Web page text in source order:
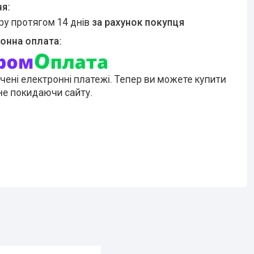
протягом 14 днів за рахунок покупця
електронні платежі. Тепер ви можете купити
покидаючи сайту.